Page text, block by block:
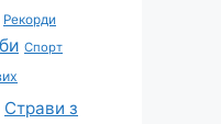
Рекорди
Спорт
Страви з